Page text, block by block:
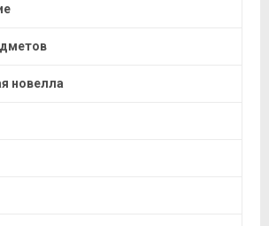
новелла